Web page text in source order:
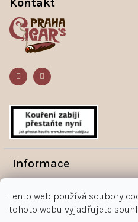
Tento web používá soubory
tohoto webu vyjadřujete
Informace
Novinky
Magazín
Vše o nákupu